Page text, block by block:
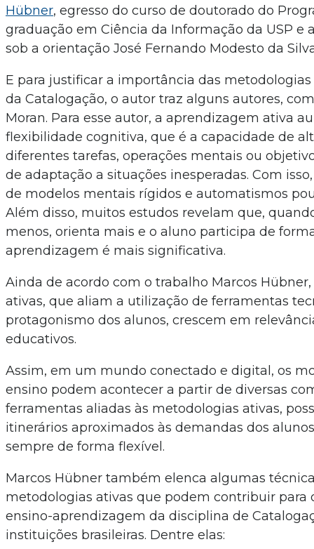
Hübner, egresso do curso de doutorado do
graduação em Ciência da Informação da USP e
sob a orientação José Fernando Modesto da
E para justificar a importância das
da Catalogação, o autor traz alguns autores,
Moran. Para esse autor, a aprendizagem ativa
flexibilidade cognitiva, que é a capacidade de
diferentes tarefas, operações mentais ou
de adaptação a situações inesperadas. Com
de modelos mentais rígidos e automatismos
Além disso, muitos estudos revelam que,
menos, orienta mais e o aluno participa de
aprendizagem é mais significativa.
Ainda de acordo com o trabalho Marcos
ativas, que aliam a utilização de ferramentas
protagonismo dos alunos, crescem em
educativos.
Assim, em um mundo conectado e digital, os
ensino podem acontecer a partir de diversas
ferramentas aliadas às metodologias ativas,
itinerários aproximados às demandas dos
sempre de forma flexível.
Marcos Hübner também elenca algumas
metodologias ativas que podem contribuir para
ensino-aprendizagem da disciplina de
instituições brasileiras. Dentre elas: